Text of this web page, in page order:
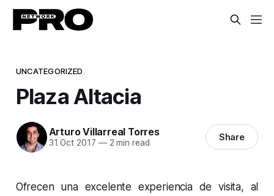
UNCATEGORIZED
Plaza Altacia
Arturo Villarreal Torres
31 Oct 2017 —2 min read Share
Ofrecen una excelente experiencia de visita, al